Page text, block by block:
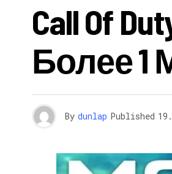
Call Of
Более 1
By dunlap Published